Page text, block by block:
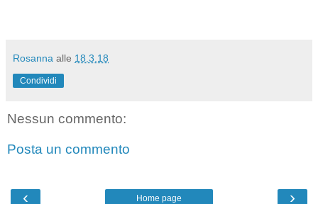
Rosanna alle 18.3.18
Condividi
Nessun commento:
Posta un commento
‹ ›
Home page